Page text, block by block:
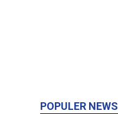
POPULER NEWS